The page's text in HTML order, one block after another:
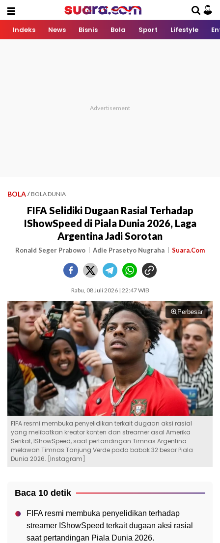
Indeks News Bisnis Bola Sport Lifestyle
BOLA / BOLA DUNIA
FIFA Selidiki Dugaan Rasial Terhadap
IShowSpeed di Piala Dunia 2026, Laga
Argentina Jadi Sorotan
Ronald Seger Prabowo Adie Prasetyo Nugraha Suara.Com
Rabu, 08 Juli 2026 | 22:47 WIB
Perbesar
FIFA resmi membuka penyelidikan terkait dugaan aksi rasial
yang melibatkan kreator konten dan streamer asal Amerika
Serikat, IShowSpeed, saat pertandingan Timnas Argentina
melawan Timnas Tanjung Verde pada babak 32 besar Piala
Dunia 2026. [Instagram]
Baca 10 detik
FIFA resmi membuka penyelidikan terhadap
streamer IShowSpeed terkait dugaan aksi rasial
saat pertandingan Piala Dunia 2026.